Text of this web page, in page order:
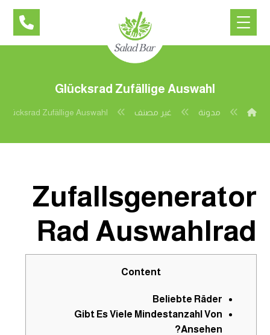
Glücksrad Zufällige Auswahl
مدونة غير مصنف Glücksrad Zufällige Auswahl
Zufallsgenerator
Rad Auswahlrad
Content
Beliebte Räder
Gibt Es Viele Mindestanzahl Von
Ansehen?